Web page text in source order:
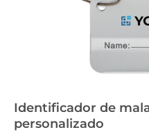
Identificador de
personalizado